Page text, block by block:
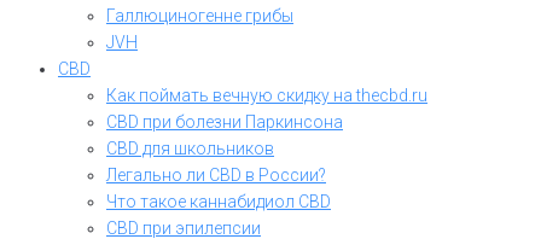
Галлюциногенне грибы
JVH
CBD
Как поймать вечную скидку на thecbd.ru
CBD при болезни Паркинсона
CBD для школьников
Легально ли CBD в России?
Что такое каннабидиол CBD
CBD при эпилепсии